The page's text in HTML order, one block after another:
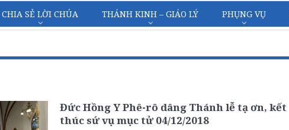
CHIA SẺ LỜI CHÚA THÁNH KINH – GIÁO LÝ PHỤNG VỤ
Đức Hồng Y Phê-rô dâng Thánh lễ tạ ơn, kết
thúc sứ vụ mục tử 04/12/2018